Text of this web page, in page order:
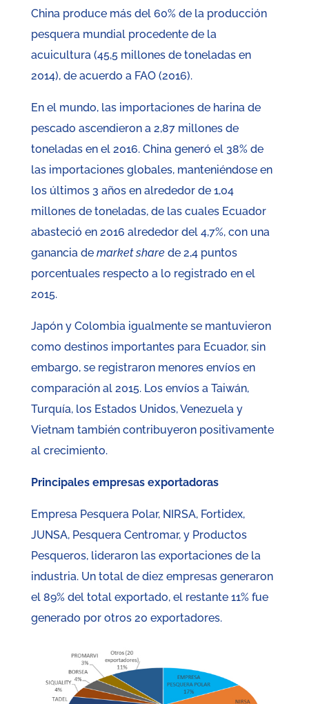
China produce más del 60% de la producción
pesquera mundial procedente de la
acuicultura (45,5 millones de toneladas en
2014), de acuerdo a FAO (2016).
En el mundo, las importaciones de harina de
pescado ascendieron a 2,87 millones de
toneladas en el 2016. China generó el 38% de
las importaciones globales, manteniéndose en
los últimos 3 años en alrededor de 1,04
millones de toneladas, de las cuales Ecuador
abasteció en 2016 alrededor del 4,7%, con una
ganancia de market share de 2,4 puntos
porcentuales respecto a lo registrado en el
2015.
Japón y Colombia igualmente se mantuvieron
como destinos importantes para Ecuador, sin
embargo, se registraron menores envíos en
comparación al 2015. Los envíos a Taiwán,
Turquía, los Estados Unidos, Venezuela y
Vietnam también contribuyeron positivamente
al crecimiento.
Principales empresas exportadoras
Empresa Pesquera Polar, NIRSA, Fortidex,
JUNSA, Pesquera Centromar, y Productos
Pesqueros, lideraron las exportaciones de la
industria. Un total de diez empresas generaron
el 89% del total exportado, el restante 11% fue
generado por otros 20 exportadores.